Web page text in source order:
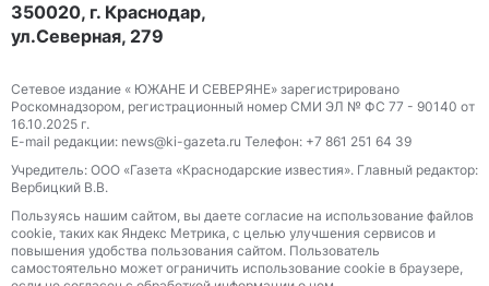
350020, г. Краснодар,
ул.Северная, 279
Сетевое издание « ЮЖАНЕ И СЕВЕРЯНЕ» зарегистрировано
Роскомнадзором, регистрационный номер СМИ ЭЛ № ФС 77 - 90140 от
16.10.2025 г.
E-mail редакции: news@ki-gazeta.ru Телефон: +7 861 251 64 39
Учредитель: ООО «Газета «Краснодарские известия». Главный редактор:
Вербицкий В.В.
Пользуясь нашим сайтом, вы даете согласие на использование файлов
сооkіе, таких как Яндекс Метрика, с целью улучшения сервисов и
повышения удобства пользования сайтом. Пользователь
самостоятельно может ограничить использование сооkіе в браузере,